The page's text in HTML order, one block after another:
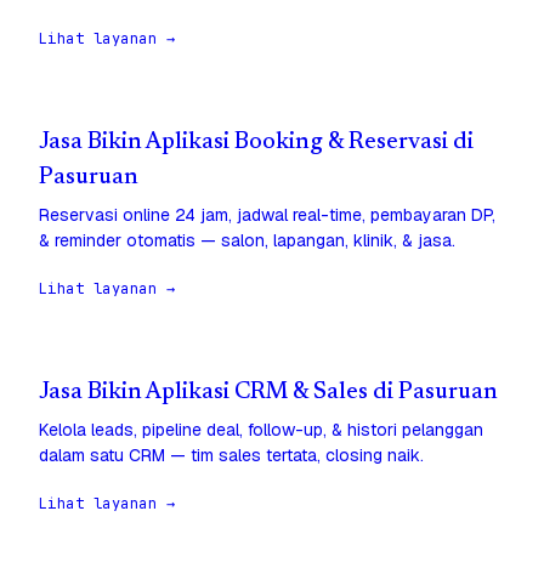
Lihat layanan →
Jasa Bikin Aplikasi Booking & Reservasi di
Pasuruan
Reservasi online 24 jam, jadwal real-time, pembayaran DP,
& reminder otomatis — salon, lapangan, klinik, & jasa.
Lihat layanan →
Jasa Bikin Aplikasi CRM & Sales di Pasuruan
Kelola leads, pipeline deal, follow-up, & histori pelanggan
dalam satu CRM — tim sales tertata, closing naik.
Lihat layanan →